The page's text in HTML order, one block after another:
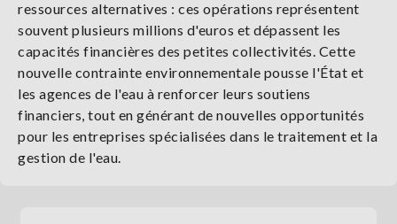
ressources alternatives : ces opérations représentent
souvent plusieurs millions d'euros et dépassent les
capacités financières des petites collectivités. Cette
nouvelle contrainte environnementale pousse l'État et
les agences de l'eau à renforcer leurs soutiens
financiers, tout en générant de nouvelles opportunités
pour les entreprises spécialisées dans le traitement et la
gestion de l'eau.